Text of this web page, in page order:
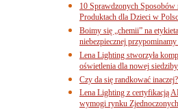
10 Sprawdzonych Sposobów
Produktach dla Dzieci w
Boimy się „chemii” na
niebezpiecznej
Lena Lighting stworzyła
oświetlenia dla nowej
Czy da się randkować inaczej?
Lena Lighting z certyfikacją
wymogi rynku